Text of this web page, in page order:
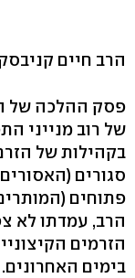
הרב חיים
פסק ההלכה של
של רוב מנייני
בקהילות של
סגורים
פתוחים
הרב, עמדתו לא
הזרמים
בימים